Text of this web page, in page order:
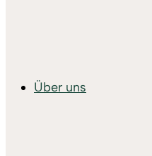
Über uns